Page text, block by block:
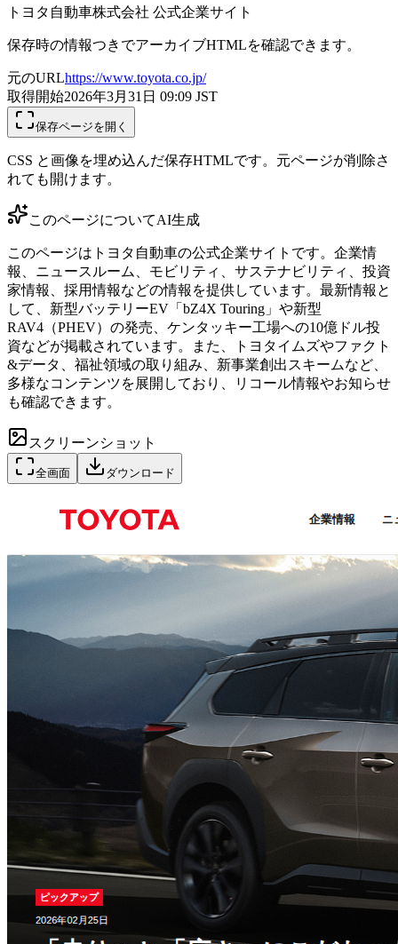
トヨタ自動車株式会社 公式企業サイト
保存時の情報つきでアーカイブHTMLを確認できます。
元のURLhttps://www.toyota.co.jp/
取得開始2026年3月31日 09:09 JST
保存ページを開く
CSS と画像を埋め込んだ保存HTMLです。元ページが削除さ
れても開けます。
このページについてAI生成
このページはトヨタ自動車の公式企業サイトです。企業情
報、ニュースルーム、モビリティ、サステナビリティ、投資
家情報、採用情報などの情報を提供しています。最新情報と
して、新型バッテリーEV「bZ4X Touring」や新型
RAV4（PHEV）の発売、ケンタッキー工場への10億ドル投
資などが掲載されています。また、トヨタイムズやファクト
&データ、福祉領域の取り組み、新事業創出スキームなど、
多様なコンテンツを展開しており、リコール情報やお知らせ
も確認できます。
スクリーンショット
全画面 ダウンロード